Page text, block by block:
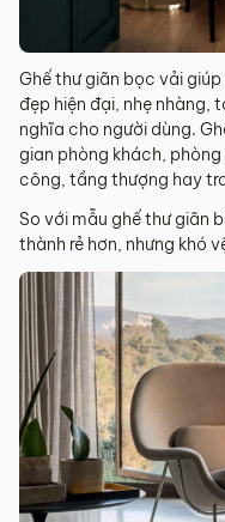
Ghế thư giãn bọc vải
đẹp hiện đại, nhẹ nhàng,
nghĩa cho người dùng.
gian phòng khách,
công, tầng thượng hay
So với mẫu ghế thư giãn
thành rẻ hơn, nhưng khó